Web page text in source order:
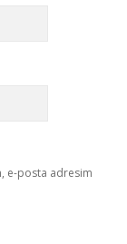
e-posta adresim